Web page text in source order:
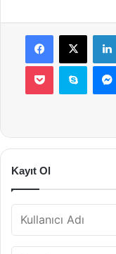
Facebook
X
Pocket Skype
Kayıt Ol